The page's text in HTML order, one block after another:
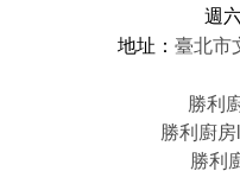
週
地址： 臺北市
勝利
勝利廚
勝利